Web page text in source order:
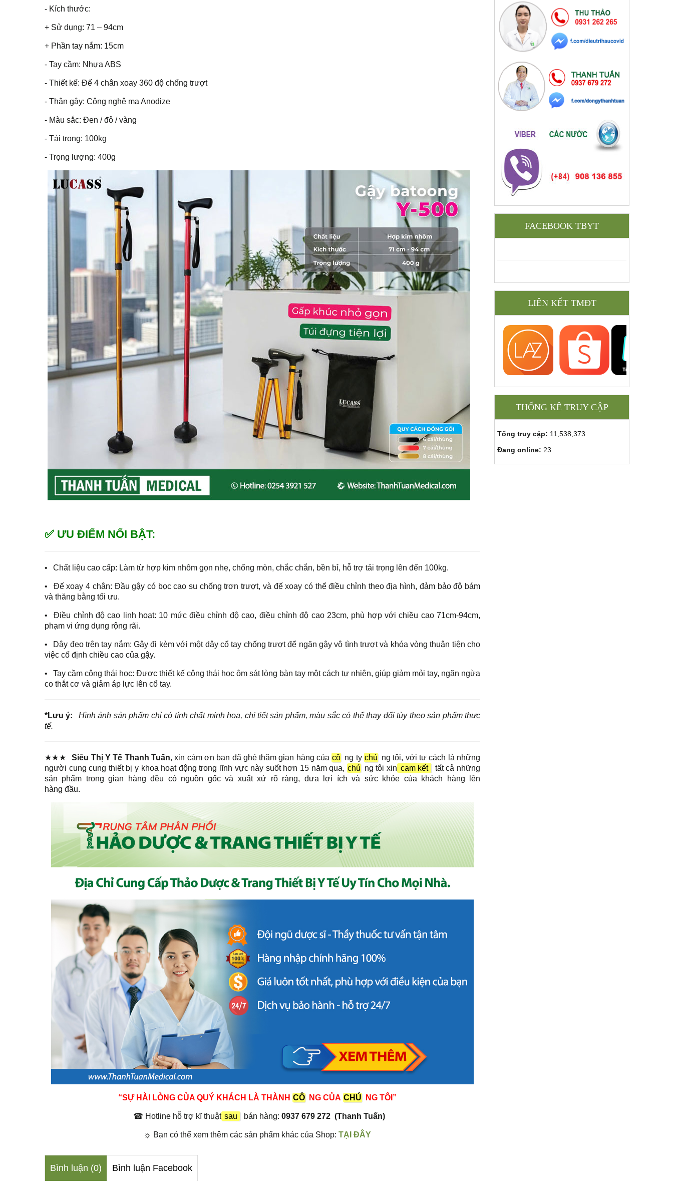
- Kích thước:
+ Sử dụng: 71 – 94cm
+ Phần tay nắm: 15cm
- Tay cầm: Nhựa ABS
- Thiết kế: Đế 4 chân xoay 360 độ chống trượt
- Thân gậy: Công nghệ mạ Anodize
- Màu sắc: Đen / đỏ / vàng
- Tải trọng: 100kg
- Trọng lượng: 400g
✅ ƯU ĐIỂM NỔI BẬT:
• Chất liệu cao cấp: Làm từ hợp kim nhôm gọn nhẹ, chống mòn, chắc chắn, bền bỉ, hỗ trợ tải trọng lên đến 100kg.
•
Đế xoay 4 chân: Đầu gậy có bọc cao su chống trơn trượt, và đế xoay có thể điều chỉnh theo địa hình, đảm bảo độ bám
và thăng bằng tối ưu.
•
Điều chỉnh độ cao linh hoạt: 10 mức điều chỉnh độ cao, điều chỉnh độ cao 23cm, phù hợp với chiều cao 71cm-94cm,
phạm vi ứng dụng rộng rãi.
•
Dây đeo trên tay nắm: Gậy đi kèm với một dây cổ tay chống trượt để ngăn gậy vô tình trượt và khóa vòng thuận tiện cho
việc cố định chiều cao của gậy.
•
Tay cầm công thái học: Được thiết kế công thái học ôm sát lòng bàn tay một cách tự nhiên, giúp giảm mỏi tay, ngăn ngừa
co thắt cơ và giảm áp lực lên cổ tay.
*Lưu ý:
Hình ảnh sản phẩm chỉ có tính chất minh họa, chi tiết sản phẩm, màu sắc có thể thay đổi tùy theo sản phẩm thực
tế.
★★★ Siêu Thị Y Tế Thanh Tuấn, xin cảm ơn bạn đã ghé thăm gian hàng của cô ng ty chú ng tôi, với tư cách là những
người cung cung thiết bị y khoa hoạt động trong lĩnh vực này suốt hơn 15 năm qua, chú ng tôi xin cam kết
tất cả những
sản phẩm trong gian hàng đều có nguồn gốc và xuất xứ rõ ràng, đưa lợi ích và sức khỏe của khách hàng lên
hàng đầu.
“SỰ HÀI LÒNG CỦA QUÝ KHÁCH LÀ THÀNH CÔ NG CỦA CHÚ NG TÔI”
☎ Hotline hỗ trợ kĩ thuật sau bán hàng: 0937 679 272 (Thanh Tuấn)
☼ Bạn có thể xem thêm các sản phẩm khác của Shop: TẠI ĐÂY
Bình luận (0) Bình luận Facebook
FACEBOOK TBYT
LIÊN KẾT TMĐT
THỐNG KÊ TRUY CẬP
Tổng truy cập: 11,538,373
Đang online: 23